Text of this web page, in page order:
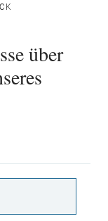
über